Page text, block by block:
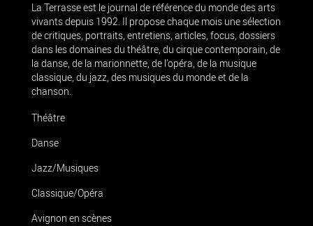
La Terrasse est le journal de référence du monde des arts
vivants depuis 1992. Il propose chaque mois une sélection
de critiques, portraits, entretiens, articles, focus, dossiers
dans les domaines du théâtre, du cirque contemporain, de
la danse, de la marionnette, de l’opéra, de la musique
classique, du jazz, des musiques du monde et de la
chanson.
Théâtre
Danse
Jazz/Musiques
Classique/Opéra
Avignon en scènes